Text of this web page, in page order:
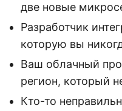
две новые
Разработчик
которую вы
Ваш облачный
регион, который
Кто-то